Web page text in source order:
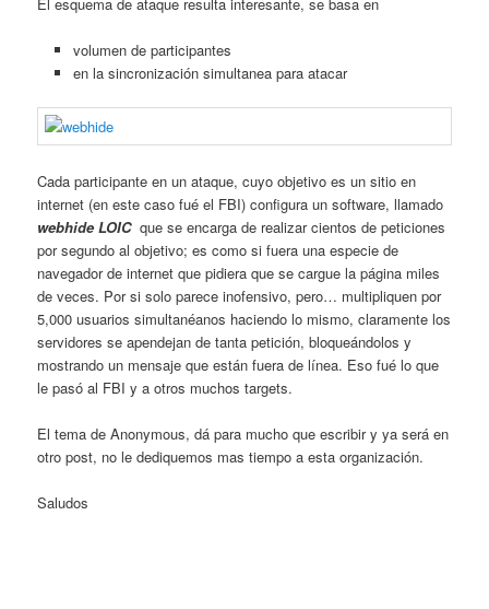
volumen de participantes
en la sincronización simultanea para atacar
Cada participante en un ataque, cuyo objetivo es un sitio en
internet (en este caso fué el FBI) configura un software, llamado
webhide LOIC que se encarga de realizar cientos de peticiones
por segundo al objetivo; es como si fuera una especie de
navegador de internet que pidiera que se cargue la página miles
de veces. Por si solo parece inofensivo, pero… multipliquen por
5,000 usuarios simultanéanos haciendo lo mismo, claramente los
servidores se apendejan de tanta petición, bloqueándolos y
mostrando un mensaje que están fuera de línea. Eso fué lo que
le pasó al FBI y a otros muchos targets.
El tema de Anonymous, dá para mucho que escribir y ya será en
otro post, no le dediquemos mas tiempo a esta organización.
Saludos